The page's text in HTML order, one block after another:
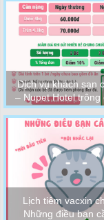
Dịch vụ khách sạn
– Nupet Hotel trông
giá rẻ
Lịch tiêm vacxin
Những điều bạn